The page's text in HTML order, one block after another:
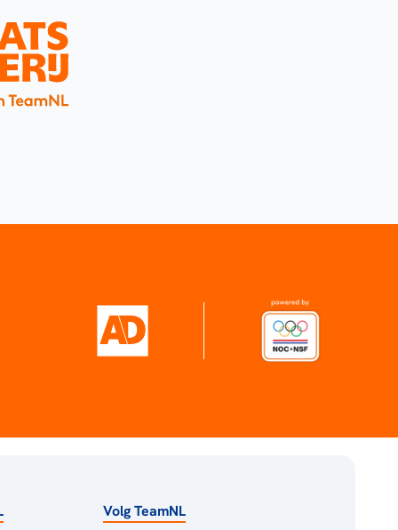
Volg TeamNL